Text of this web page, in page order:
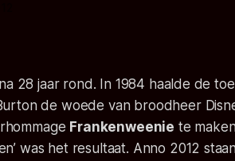
28 jaar rond. In 1984 haalde de
de woede van broodheer
Frankenweenie te
was het resultaat. Anno 2012